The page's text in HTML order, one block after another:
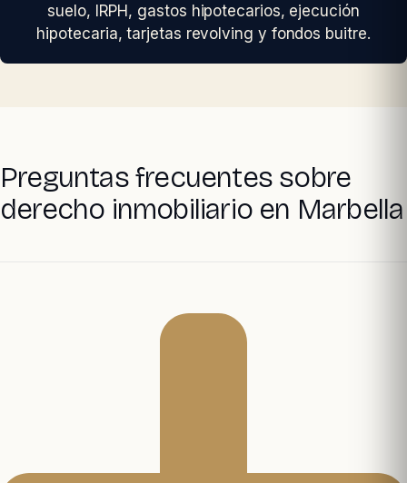
suelo, IRPH, gastos hipotecarios, ejecución
hipotecaria, tarjetas revolving y fondos buitre.
Preguntas frecuentes sobre
derecho inmobiliario en Marbella